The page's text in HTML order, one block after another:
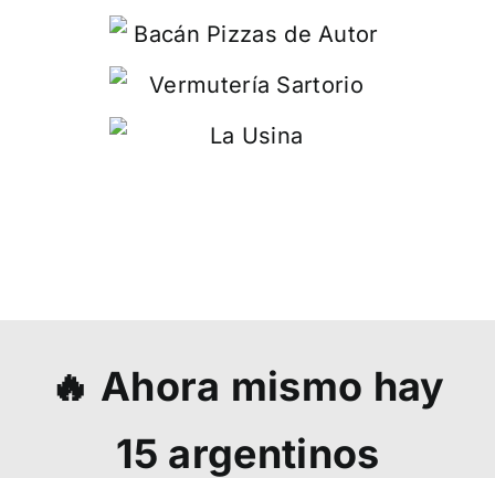
🔥 Ahora mismo hay
15 argentinos